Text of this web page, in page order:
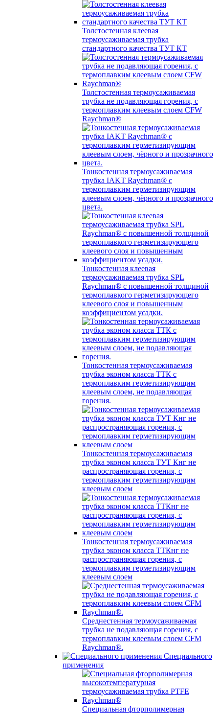
Толстостенная клеевая
термоусаживаемая трубка
стандартного качества ТУТ КТ
Толстостенная термоусаживаемая
трубка не подавляющая горения, с
термоплавким клеевым слоем CFW
Raychman®
Тонкостенная термоусаживаемая
трубка IAKT Raychman® с
термоплавким герметизирующим
клеевым слоем, чёрного и прозрачного
цвета.
Тонкостенная клеевая
термоусаживаемая трубка SPL
Raychman® с повышенной толщиной
термоплавкого герметизирующего
клеевого слоя и повышенным
коэффициентом усадки.
Тонкостенная термоусаживаемая
трубка эконом класса ТТК с
термоплавким герметизирующим
клеевым слоем, не подавляющая
горения.
Тонкостенная термоусаживаемая
трубка эконом класса ТУТ Кнг не
распространяющая горения, с
термоплавким герметизирующим
клеевым слоем
Тонкостенная термоусаживаемая
трубка эконом класса ТТКнг не
распространяющая горения, с
термоплавким герметизирующим
клеевым слоем
Среднестенная термоусаживаемая
трубка не подавляющая горения, с
термоплавким клеевым слоем CFM
Raychman®.
Специального
применения
Специальная фторполимерная